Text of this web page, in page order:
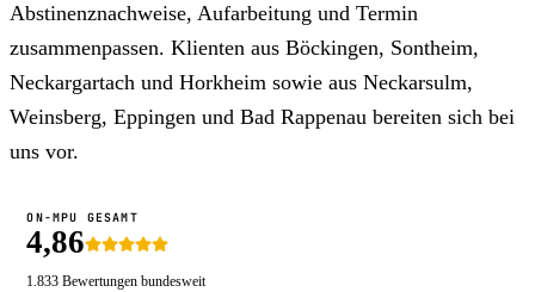
Abstinenznachweise, Aufarbeitung und Termin
zusammenpassen. Klienten aus Böckingen, Sontheim,
Neckargartach und Horkheim sowie aus Neckarsulm,
Weinsberg, Eppingen und Bad Rappenau bereiten sich bei
uns vor.
ON-MPU GESAMT
4,86
1.833 Bewertungen bundesweit